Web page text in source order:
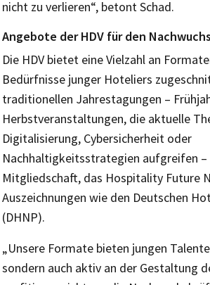
nicht zu verlieren“, betont Schad.
Angebote der HDV für den Nachwuchs
Die HDV bietet eine Vielzahl an
Bedürfnisse junger Hoteliers
traditionellen Jahrestagungen –
Herbstveranstaltungen, die aktuelle
Digitalisierung, Cybersicherheit oder
Nachhaltigkeitsstrategien aufgreifen
Mitgliedschaft, das Hospitality Future
Auszeichnungen wie den Deutschen
(DHNP).
„Unsere Formate bieten jungen
sondern auch aktiv an der Gestaltung